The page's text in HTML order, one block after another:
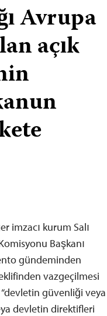
Avrupa
açık
imzacı kurum Salı
Başkanı
gündeminden
vazgeçilmesi
“devletin güvenliği veya
devletin direktifleri